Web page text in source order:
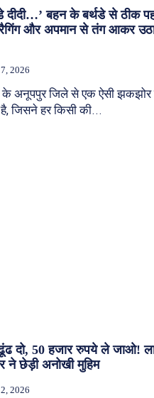
दीदी…’ बहन के बर्थडे से ठीक
और अपमान से तंग आकर
2026
के अनूपपुर जिले से एक ऐसी झकझोर
जिसने हर किसी की...
ढूंढ दो, 50 हजार रुपये ले जाओ!
ने छेड़ी अनोखी मुहिम
2026